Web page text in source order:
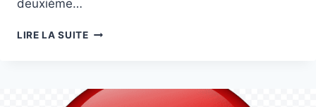
deuxième…
LIRE LA SUITECALENDRIER
2026